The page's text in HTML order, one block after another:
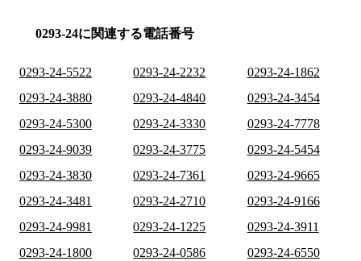
0293-24に関連する電話番号
0293-24-5522 0293-24-2232
0293-24-1862
0293-24-3880
0293-24-4840
0293-24-3454
0293-24-5300
0293-24-3330
0293-24-7778
0293-24-9039
0293-24-3775
0293-24-5454
0293-24-3830
0293-24-7361
0293-24-9665
0293-24-3481
0293-24-2710
0293-24-9166
0293-24-9981
0293-24-1225
0293-24-3911
0293-24-1800
0293-24-0586
0293-24-6550